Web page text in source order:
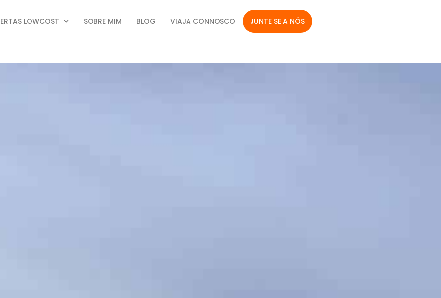
LOWCOST SOBRE MIM BLOG VIAJA CONNOSCO JUNTE SE A NÓS